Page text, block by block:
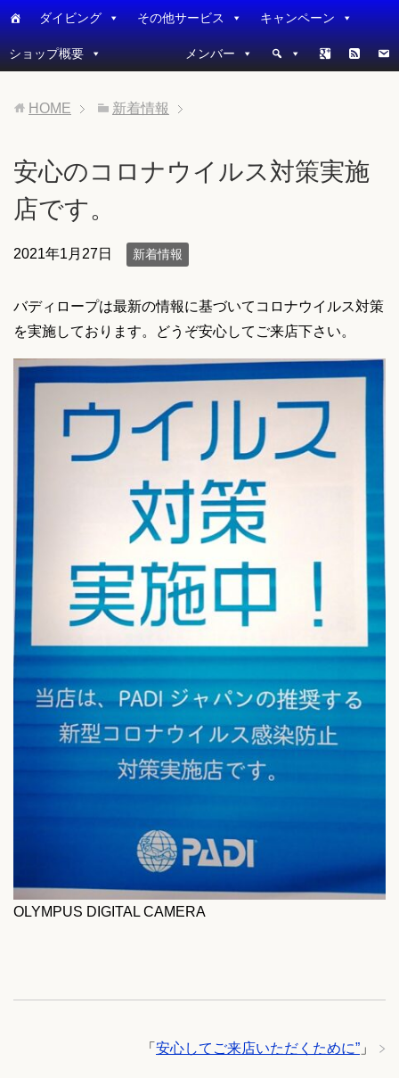
ダイビング その他サービス キャンペーン
ショップ概要 メンバー
HOME 新着情報
安心のコロナウイルス対策実施
店です。
2021年1月27日 新着情報
バディロープは最新の情報に基づいてコロナウイルス対策
を実施しております。どうぞ安心してご来店下さい。
OLYMPUS DIGITAL CAMERA
「 安心してご来店いただくために” 」